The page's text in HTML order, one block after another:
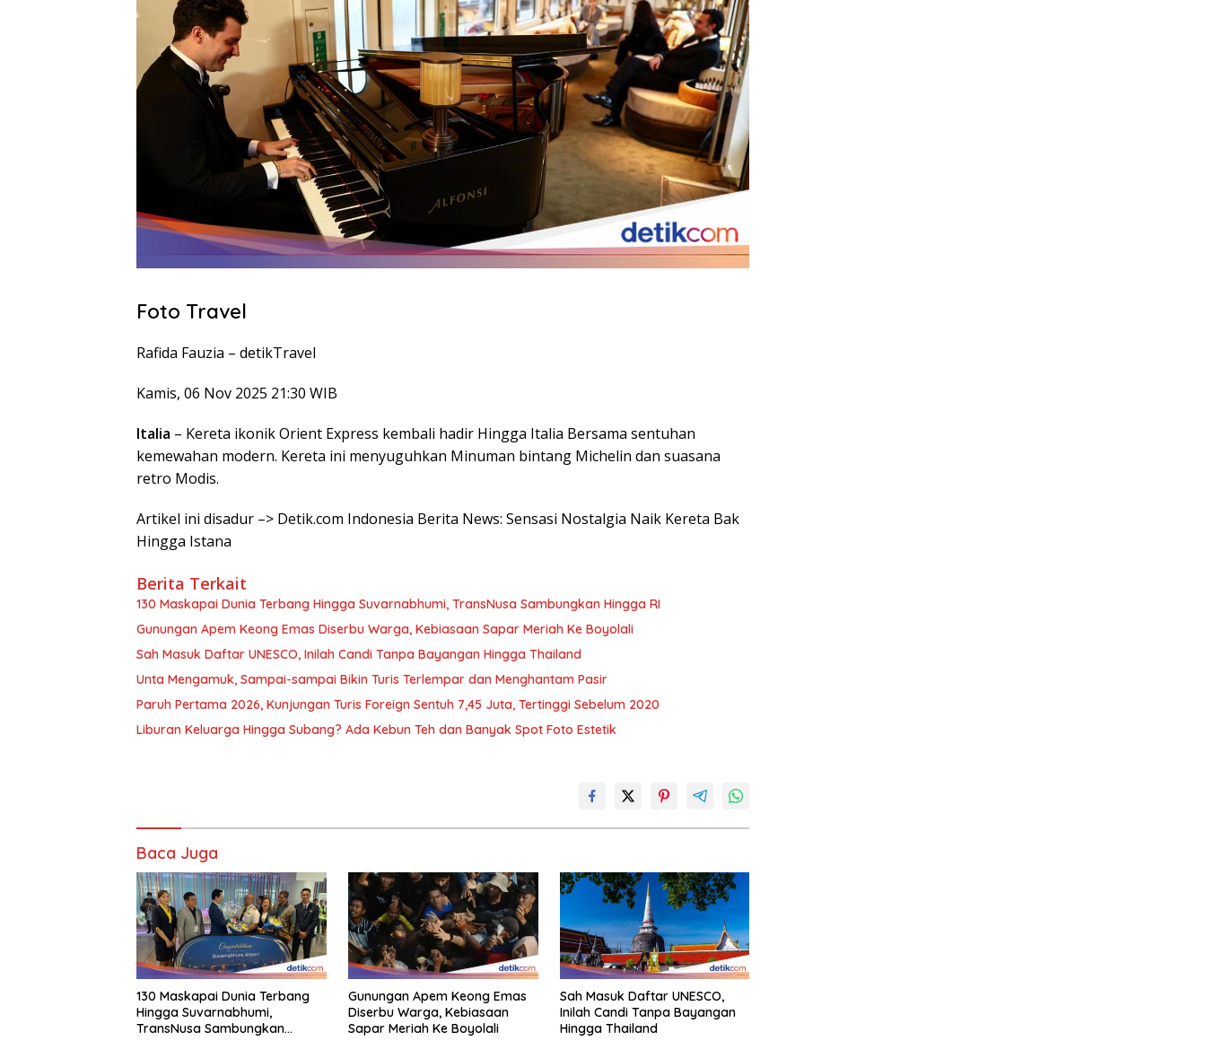
Foto Travel
Rafida Fauzia – detikTravel
Kamis, 06 Nov 2025 21:30 WIB
Italia – Kereta ikonik Orient Express kembali hadir Hingga Italia Bersama sentuhan
kemewahan modern. Kereta ini menyuguhkan Minuman bintang Michelin dan suasana
retro Modis.
Artikel ini disadur –> Detik.com Indonesia Berita News: Sensasi Nostalgia Naik Kereta Bak
Hingga Istana
Berita Terkait
130 Maskapai Dunia Terbang Hingga Suvarnabhumi, TransNusa Sambungkan Hingga RI
Gunungan Apem Keong Emas Diserbu Warga, Kebiasaan Sapar Meriah Ke Boyolali
Sah Masuk Daftar UNESCO, Inilah Candi Tanpa Bayangan Hingga Thailand
Unta Mengamuk, Sampai-sampai Bikin Turis Terlempar dan Menghantam Pasir
Paruh Pertama 2026, Kunjungan Turis Foreign Sentuh 7,45 Juta, Tertinggi Sebelum 2020
Liburan Keluarga Hingga Subang? Ada Kebun Teh dan Banyak Spot Foto Estetik
Baca Juga
130 Maskapai Dunia Terbang
Hingga Suvarnabhumi,
TransNusa Sambungkan
Gunungan Apem Keong Emas
Diserbu Warga, Kebiasaan
Sapar Meriah Ke Boyolali
Sah Masuk Daftar UNESCO,
Inilah Candi Tanpa Bayangan
Hingga Thailand